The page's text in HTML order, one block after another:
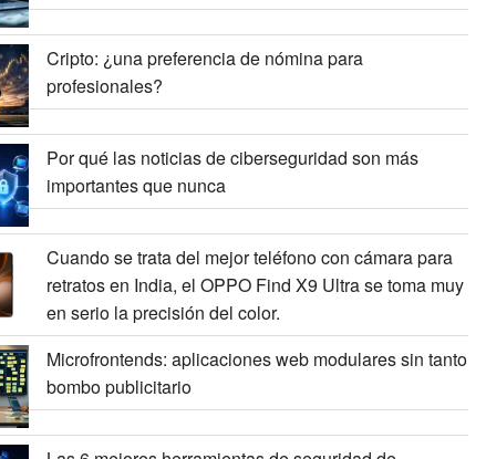
Cripto: ¿una preferencia de nómina para
profesionales?
Por qué las noticias de ciberseguridad son más
importantes que nunca
Cuando se trata del mejor teléfono con cámara para
retratos en India, el OPPO Find X9 Ultra se toma muy
en serio la precisión del color.
Microfrontends: aplicaciones web modulares sin tanto
bombo publicitario